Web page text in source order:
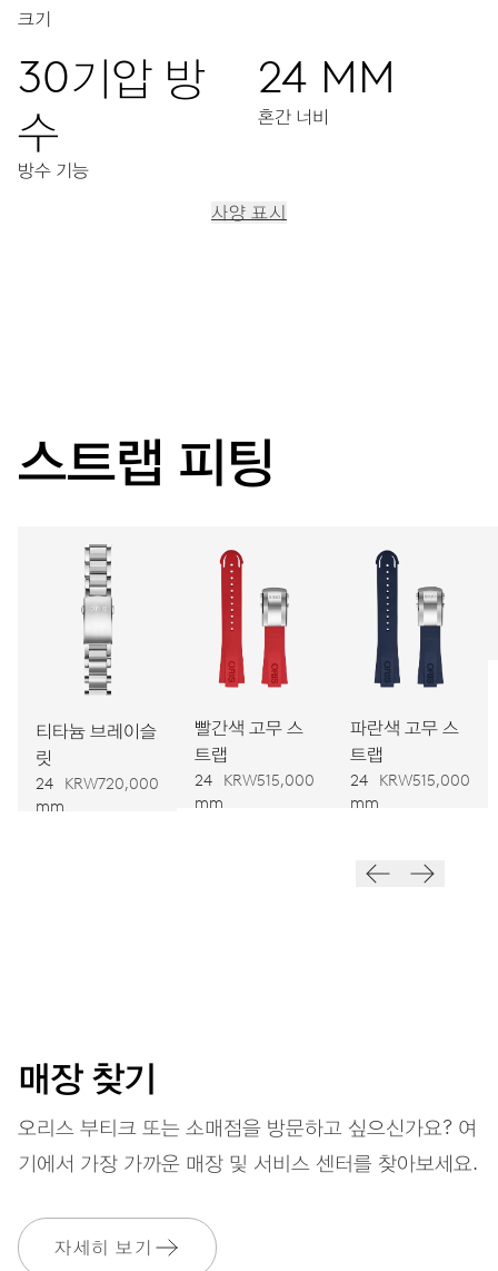
크기
30기압 방
수
방수 기능
24 MM
혼간 너비
41시간
파워 리저브
Ø 25.60 mm, 11 1/2’’’
와인딩
오토메틱 와인딩
보증
MyOris에 가입하고 다음과 같은 보증을 무료로 연장하세요. 3 년
사양 표시
스트랩 피팅
티타늄 브레이슬
릿
24
mm
KRW720,000
빨간색 고무 스
트랩
24
mm
KRW515,000
파란색 고무 스
트랩
24
mm
KRW515,000
매장 찾기
오리스 부티크 또는 소매점을 방문하고 싶으신가요? 여
기에서 가장 가까운 매장 및 서비스 센터를 찾아보세요.
자세히 보기